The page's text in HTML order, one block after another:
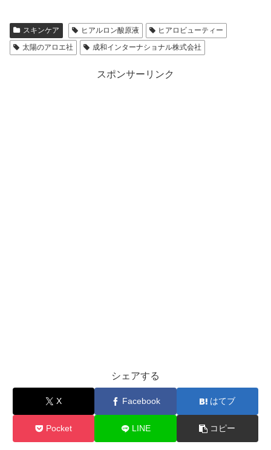
スキンケア ヒアルロン酸原液
ヒアロビューティー
太陽のアロエ社
成和インターナショナル株式会社
スポンサーリンク
シェアする
X Facebook はてブ
Pocket LINE コピー